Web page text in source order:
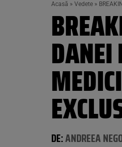
Acasă » Vedete »
DANEI
DE:ANDREEA